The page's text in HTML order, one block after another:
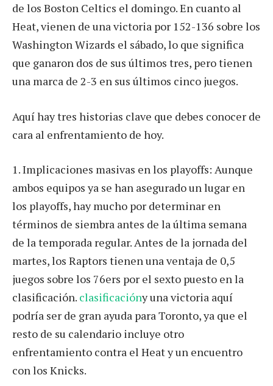
de los Boston Celtics el domingo. En cuanto al
Heat, vienen de una victoria por 152-136 sobre los
Washington Wizards el sábado, lo que significa
que ganaron dos de sus últimos tres, pero tienen
una marca de 2-3 en sus últimos cinco juegos.
Aquí hay tres historias clave que debes conocer de
cara al enfrentamiento de hoy.
1. Implicaciones masivas en los playoffs: Aunque
ambos equipos ya se han asegurado un lugar en
los playoffs, hay mucho por determinar en
términos de siembra antes de la última semana
de la temporada regular. Antes de la jornada del
martes, los Raptors tienen una ventaja de 0,5
juegos sobre los 76ers por el sexto puesto en la
clasificación. clasificacióny una victoria aquí
podría ser de gran ayuda para Toronto, ya que el
resto de su calendario incluye otro
enfrentamiento contra el Heat y un encuentro
con los Knicks.